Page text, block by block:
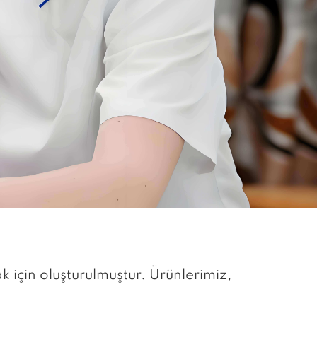
için oluşturulmuştur. Ürünlerimiz,